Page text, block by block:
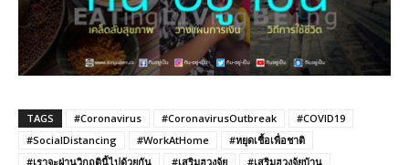
TAGS #Coronavirus #CoronavirusOutbreak
#COVID19
#SocialDistancing
#WorkAtHome
#หยุดเชื้อเพื่อชาติ
#เราจะผ่านวิกฤตินี้ไปด้วยกัน
#เสริมฮวงจุ้ย
#เสริมฮวงจุ้ยบ้าน